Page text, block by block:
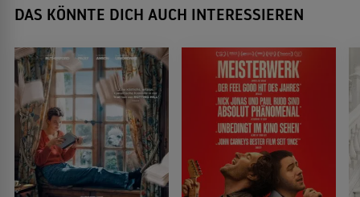
DAS KÖNNTE DICH AUCH INTERESSIEREN